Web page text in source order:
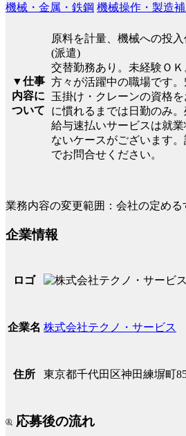
機械・金属・鉄鋼 機械操作・製造
▼仕事
内容に
ついて
原料を計量、機械への投入
(派遣)
交替勤務あり。未経験Ｏ
方々が活躍中の職場です。
玉掛け・クレーンの資格
に慣れるまでは日勤のみ。
給与速払いサービスは就
ないケースがございます
でお問合せください。
業務内容の変更範囲：会社の定める
企業情報
ロゴ
企業名 株式会社テクノ・サービス
住所 東京都千代田区神田練塀町
応募後の流れ